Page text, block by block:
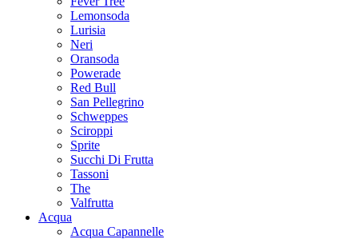
Lemonsoda
Lurisia
Neri
Oransoda
Powerade
Red Bull
San Pellegrino
Schweppes
Sciroppi
Sprite
Succhi Di Frutta
Tassoni
The
Valfrutta
Acqua
Acqua Capannelle